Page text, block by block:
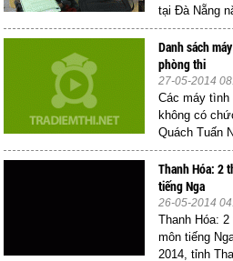
tại Đà Nẵng
Danh sách
phòng thi
27-05-2014
Các máy tình
không có
Quách Tuấn
Thanh Hóa: 2
tiếng Nga
26-05-2014
Thanh Hóa:
môn tiếng
2014, tỉnh